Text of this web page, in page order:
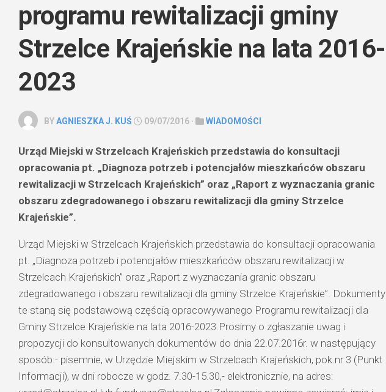
(OD
2021)
programu rewitalizacji gminy
Strzelce Krajeńskie na lata 2016-
2023
BYAGNIESZKA J. KUŚ 09/07/2016 · WIADOMOŚCI
Urząd Miejski w Strzelcach Krajeńskich przedstawia do konsultacji
opracowania pt. „Diagnoza potrzeb i potencjałów mieszkańców obszaru
rewitalizacji w Strzelcach Krajeńskich” oraz „Raport z wyznaczania granic
obszaru zdegradowanego i obszaru rewitalizacji dla gminy Strzelce
Krajeńskie”.
Urząd Miejski w Strzelcach Krajeńskich przedstawia do konsultacji opracowania
pt. „Diagnoza potrzeb i potencjałów mieszkańców obszaru rewitalizacji w
Strzelcach Krajeńskich” oraz „Raport z wyznaczania granic obszaru
zdegradowanego i obszaru rewitalizacji dla gminy Strzelce Krajeńskie”. Dokumenty
te staną się podstawową częścią opracowywanego Programu rewitalizacji dla
Gminy Strzelce Krajeńskie na lata 2016-2023.Prosimy o zgłaszanie uwag i
propozycji do konsultowanych dokumentów do dnia 22.07.2016r. w następujący
sposób:- pisemnie, w Urzędzie Miejskim w Strzelcach Krajeńskich, pok.nr 3 (Punkt
Informacji), w dni robocze w godz. 7.30-15.30,- elektronicznie, na adres: